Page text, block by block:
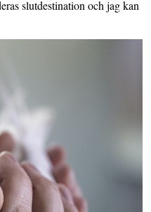
slutdestination och jag kan